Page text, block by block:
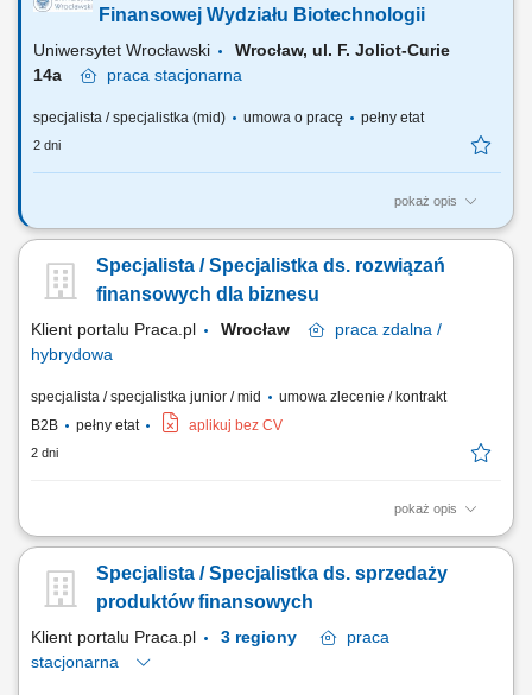
relacji z obecnymi. Współpraca z kluczowymi partnerami biznesowymi.
Finansowej Wydziału Biotechnologii
Uniwersytet Wrocławski
Wrocław, ul. F. Joliot-Curie
14a
praca stacjonarna
specjalista / specjalistka (mid) umowa o pracę pełny etat
2 dni
pokaż opis
Wymiar etatu: pełny Liczba etatów: 1 Główne obowiązki Obsługa
przyznanych środków finansowych. Koordynacja i prowadzenie spraw
związanych z obsługą administracyjno-finansową realizowanych
Specjalista / Specjalistka ds. rozwiązań
finansowych dla biznesu
Klient portalu Praca.pl Wrocław praca zdalna /
hybrydowa
specjalista / specjalistka junior / mid
umowa zlecenie / kontrakt
B2B
pełny etat aplikuj bez CV
2 dni
pokaż opis
Samodzielne docieranie do sektora przedsiębiorstw i doradztwo w
kompetencji doradczych zmierzający do samodzielnego zarządzania
pełnym portfolio usług bankowych. Prowadzenie rozmów handlowych
Specjalista / Specjalistka ds. sprzedaży
produktów finansowych
Klient portalu Praca.pl
praca
stacjonarna